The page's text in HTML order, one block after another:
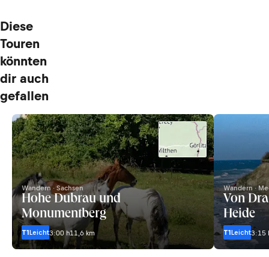
Diese
Touren
könnten
dir auch
gefallen
Wandern · Sachsen
Hohe Dubrau und
Monumentberg
T1Leicht3:00 h11,6 km
Wandern ·
Von
Heide
T1Leicht3:15